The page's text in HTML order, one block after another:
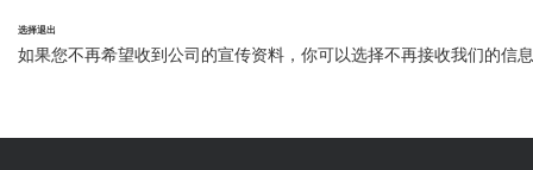
选择退出
如果您不再希望收到公司的宣传资料，你可以选择不再接收我们的信